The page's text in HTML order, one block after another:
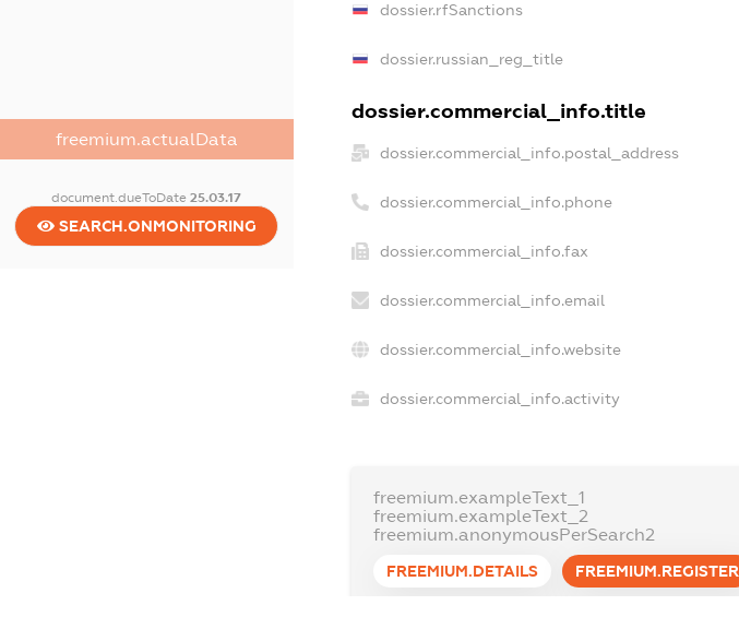
freemium.actualData
document.dueToDate25.03.17
SEARCH.ONMONITORING
dossier.rfSanctions
dossier.russian_reg_title
dossier.commercial_info.title
dossier.commercial_info.postal_address
dossier.commercial_info.phone
dossier.commercial_info.fax
dossier.commercial_info.email
dossier.commercial_info.website
dossier.commercial_info.activity
freemium.exampleText_1
freemium.exampleText_2
freemium.anonymousPerSearch2
FREEMIUM.DETAILS FREEMIUM.REGISTER